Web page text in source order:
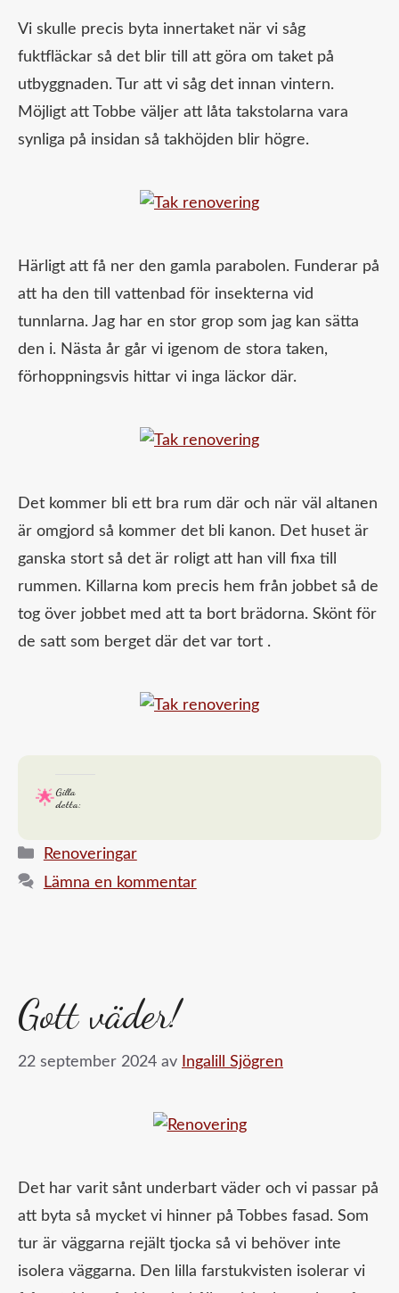
Vi skulle precis byta innertaket när vi såg
fuktfläckar så det blir till att göra om taket på
utbyggnaden. Tur att vi såg det innan vintern.
Möjligt att Tobbe väljer att låta takstolarna vara
synliga på insidan så takhöjden blir högre.
Härligt att få ner den gamla parabolen. Funderar på
att ha den till vattenbad för insekterna vid
tunnlarna. Jag har en stor grop som jag kan sätta
den i. Nästa år går vi igenom de stora taken,
förhoppningsvis hittar vi inga läckor där.
Det kommer bli ett bra rum där och när väl altanen
är omgjord så kommer det bli kanon. Det huset är
ganska stort så det är roligt att han vill fixa till
rummen. Killarna kom precis hem från jobbet så de
tog över jobbet med att ta bort brädorna. Skönt för
de satt som berget där det var tort .
Gilla
detta:
Kategorier
Renoveringar
Lämna en kommentar
Gott väder!
22 september 2024 av Ingalill Sjögren
Det har varit sånt underbart väder och vi passar på
att byta så mycket vi hinner på Tobbes fasad. Som
tur är väggarna rejält tjocka så vi behöver inte
isolera väggarna. Den lilla farstukvisten isolerar vi